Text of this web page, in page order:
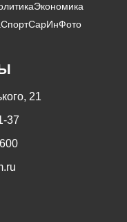
Экономика
СпортСарИнФото
21
37